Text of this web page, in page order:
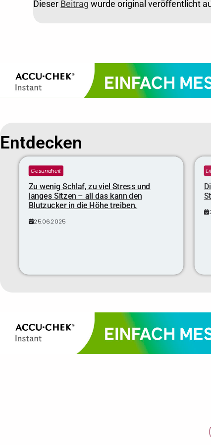
Dieser Beitrag wurde original veröffentlicht
Entdecken
Gesundheit
Zu wenig Schlaf, zu viel Stress und
langes Sitzen – all das kann den
Blutzucker in die Höhe treiben.
25.06.2025